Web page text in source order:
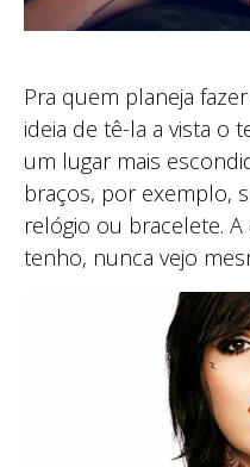
Pra quem planeja
ideia de tê-la a vista o
um lugar mais
braços, por exemplo,
relógio ou bracelete.
tenho, nunca vejo